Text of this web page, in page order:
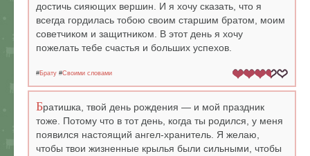
достичь сияющих вершин. И я хочу сказать, что я
всегда гордилась тобою своим старшим братом, моим
советчиком и защитником. В этот день я хочу
пожелать тебе счастья и больших успехов.
#Брату #Своими словами
Братишка, твой день рождения — и мой праздник
тоже. Потому что в тот день, когда ты родился, у меня
появился настоящий ангел-хранитель. Я желаю,
чтобы твои жизненные крылья были сильными, чтобы